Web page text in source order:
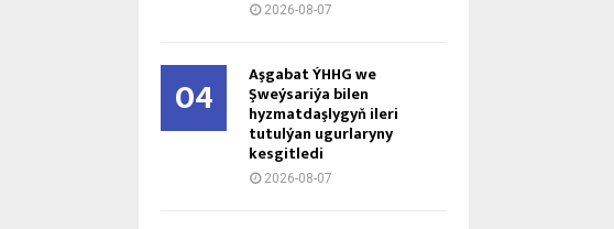
2026-08-07
04 Aşgabat ÝHHG we
Şweýsariýa bilen
hyzmatdaşlygyň ileri
tutulýan ugurlaryny
kesgitledi
2026-08-07